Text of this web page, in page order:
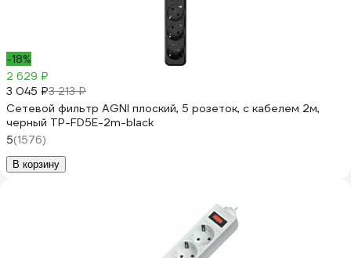
-18%
2 629 ₽
3 045 ₽3 213 ₽
Сетевой фильтр AGNI плоский, 5 розеток, c кабелем 2м,
черный TP-FD5E-2m-black
5(1576)
В корзину